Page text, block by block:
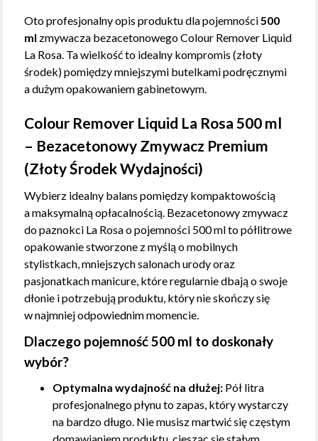
Oto profesjonalny opis produktu dla pojemności500
ml zmywacza bezacetonowego Colour Remover Liquid
La Rosa. Ta wielkość to idealny kompromis (złoty
środek) pomiędzy mniejszymi butelkami podręcznymi
a dużym opakowaniem gabinetowym.
Colour Remover Liquid La Rosa 500 ml
– Bezacetonowy Zmywacz Premium
(Złoty Środek Wydajności)
Wybierz idealny balans pomiędzy kompaktowością
a maksymalną opłacalnością. Bezacetonowy zmywacz
do paznokci La Rosa o pojemności 500 ml to półlitrowe
opakowanie stworzone z myślą o mobilnych
stylistkach, mniejszych salonach urody oraz
pasjonatkach manicure, które regularnie dbają o swoje
dłonie i potrzebują produktu, który nie skończy się
w najmniej odpowiednim momencie.
Dlaczego pojemność 500 ml to doskonały
wybór?
Optymalna wydajność na dłużej: Pół litra
profesjonalnego płynu to zapas, który wystarczy
na bardzo długo. Nie musisz martwić się częstym